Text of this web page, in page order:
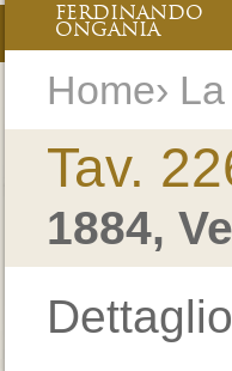
FERDINANDO
ONGANIA
Home›
Tav.
1884,
Dettaglio